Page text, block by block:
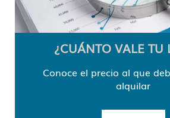
¿CUÁNTO VALE TU
Conoce el precio al que
alquilar